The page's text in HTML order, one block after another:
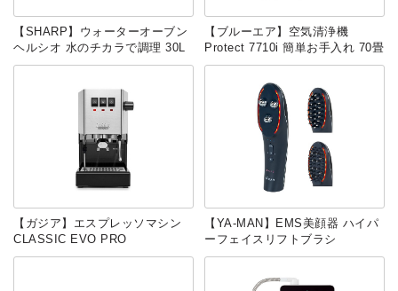
【SHARP】ウォーターオーブン
ヘルシオ 水のチカラで調理 30L
【ブルーエア】空気清浄機
Protect 7710i 簡単お手入れ 70畳
【ガジア】エスプレッソマシン
CLASSIC EVO PRO
【YA-MAN】EMS美顔器 ハイパ
ーフェイスリフトブラシ